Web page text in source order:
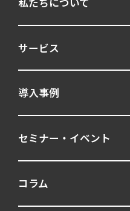
サービス
導入事例
セミナー・イベント
コラム